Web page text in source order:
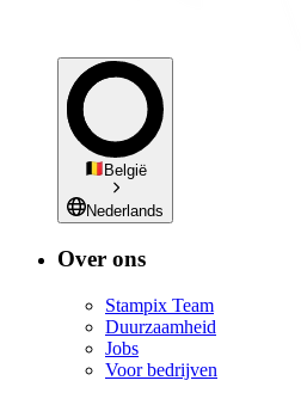
België
Nederlands
Over ons
Stampix Team
Duurzaamheid
Jobs
Voor bedrijven